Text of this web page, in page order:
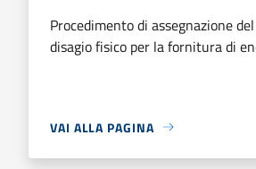
Procedimento di assegnazione
disagio fisico per la fornitura di
VAI ALLA PAGINA